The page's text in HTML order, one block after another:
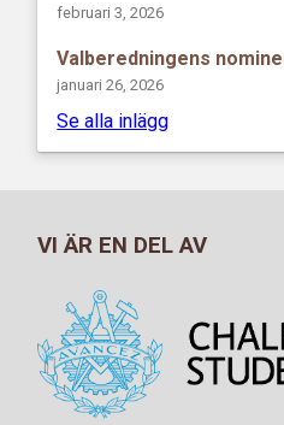
februari 3, 2026
Valberedningens
januari 26, 2026
Se alla inlägg
VI ÄR EN DEL AV